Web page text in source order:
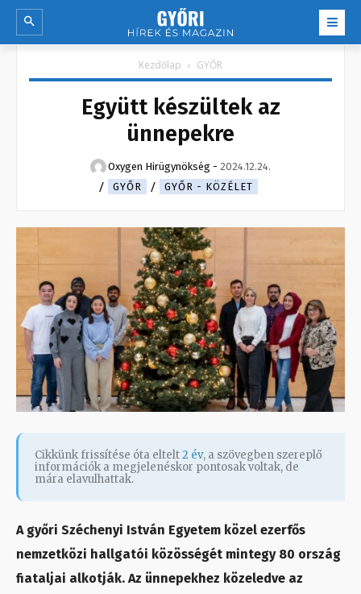
Kezdőlap GYŐR
Együtt készültek az
ünnepekre
Oxygen Hirügynökség - 2024.12.24.
GYŐR
GYŐR - KÖZÉLET
Cikkünk frissítése óta eltelt2 év, a szövegben szereplő
információk a megjelenéskor pontosak voltak, de
mára elavulhattak.
A győri Széchenyi István Egyetem közel ezerfős
nemzetközi hallgatói közösségét mintegy 80 ország
fiataljai alkotják. Az ünnepekhez közeledve az